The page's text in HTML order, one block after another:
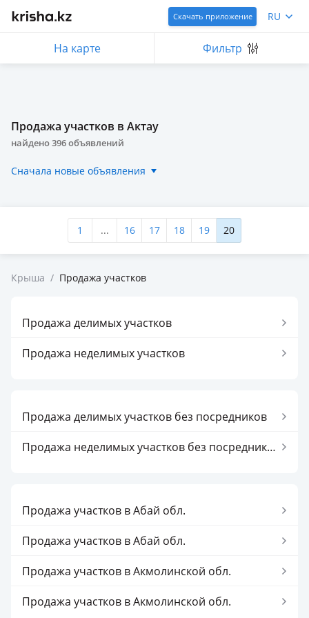
Скачать приложение RU
На карте Фильтр
Продажа участков в Актау
найдено396объявлений
Сначала новые объявления
1 ... 16 17 18 19 20
Крыша / Продажа участков
Продажа делимых участков
Продажа неделимых участков
Продажа делимых участков без посредников
Продажа неделимых участков без посредников
Продажа участков в Абай обл.
Продажа участков в Абай обл.
Продажа участков в Акмолинской обл.
Продажа участков в Акмолинской обл.